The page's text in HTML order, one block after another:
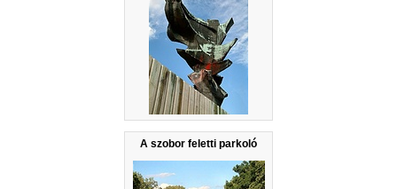
A szobor feletti parkoló